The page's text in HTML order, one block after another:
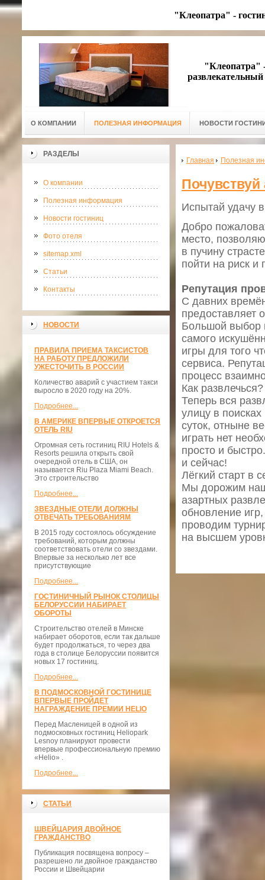
"Клеопатра" -
"Клеопатра" -
О КОМПАНИИ ПОЛЕЗНАЯ ИНФОРМАЦИЯ НОВОСТИ
РАЗДЕЛЫ
О компании
Полезная информация
Новости гостиниц
Фото отеля
sitemap.xml
Статьи
Контакты
НОВОСТИ
ПРАВИЛА ПРИЕМА ТАКСИСТОВ
НА РАБОТУ ПРЕДЛОЖИЛИ
УЖЕСТОЧИТЬ В РОССИИ
Количество аварий с участием такси
выросло в 2020 году на 20%.
Подробнее...
В АМЕРИКЕ ВПЕРВЫЕ ОТКРОЕТСЯ
ОТЕЛЬ RIU
Огромная сеть гостиниц RIU Hotels &
Resorts решила открыть свой
очередной отель в США, он
называется Riu Plaza Miami Beach.
Это строительство
Подробнее...
ЗВЕЗДНЫЕ ОТЕЛИ ДОЛЖНЫ
ОТВЕЧАТЬ ТРЕБОВАНИЯМ
В 2015 году состоялось обсуждение
требований, которым должны
соответствовать отели со звездами.
Впервые за несколько лет все
присутствующие
Подробнее...
ГОСТИНИЧНЫЙ РЫНОК СТОЛИЦЫ
БЕЛОРУССИИ НАБИРАЕТ
ОБОРОТЫ
Строительство отелей в Минске
набирает оборотов, если так дальше
будет продолжаться, то через два
года в столице Белоруссии появится
новых 17 гостиниц.
Подробнее...
В ПОДМОСКОВНОЙ ГОСТИНИЦЕ
ВПЕРВЫЕ ПРОЙДЕТ
НАГРАЖДЕНИЕ ПРЕМИИ HELIO
Перед Масленицей в одной из
подмосковных гостиниц Heliopark
Lesnoy планируют провести
впервые профессиональную премию
«Helio» .
Подробнее...
СТАТЬИ
ШВЕЙЦАРИЯ ДВОЙНОЕ
ГРАЖДАНСТВО
Публикация посвящена вопросу –
разрешено ли двойное гражданство
России и Швейцарии
Главная Полезная
Испытай удачу
Добро
место,
в пучину
пойти на риск и
Репутация
С давних
предоставляет
Большой выбор
самого
игры для того
сервиса.
процесс
Как развлечься?
Теперь вся
улицу в
суток, отныне
играть нет
просто и
и сейчас!
Лёгкий старт в
Мы дорожим
азартных
обновление
проводим
на высшем